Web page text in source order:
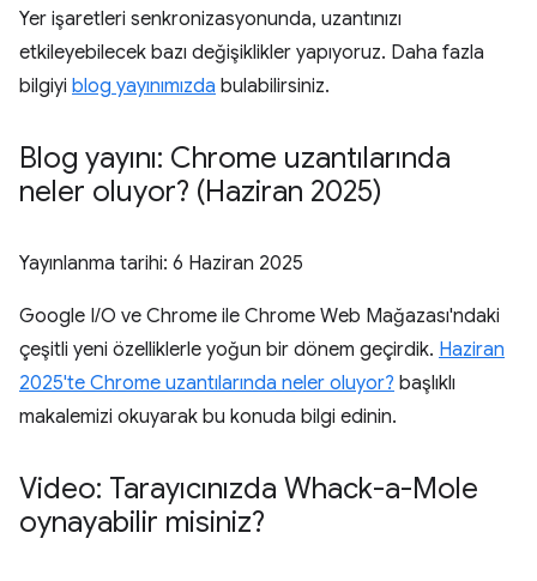
Yer işaretleri senkronizasyonunda, uzantınızı
etkileyebilecek bazı değişiklikler yapıyoruz. Daha fazla
bilgiyi blog yayınımızda bulabilirsiniz.
Blog yayını: Chrome uzantılarında
neler oluyor? (Haziran 2025)
Yayınlanma tarihi: 6 Haziran 2025
Google I/O ve Chrome ile Chrome Web Mağazası'ndaki
çeşitli yeni özelliklerle yoğun bir dönem geçirdik. Haziran
2025'te Chrome uzantılarında neler oluyor? başlıklı
makalemizi okuyarak bu konuda bilgi edinin.
Video: Tarayıcınızda Whack-a-Mole
oynayabilir misiniz?